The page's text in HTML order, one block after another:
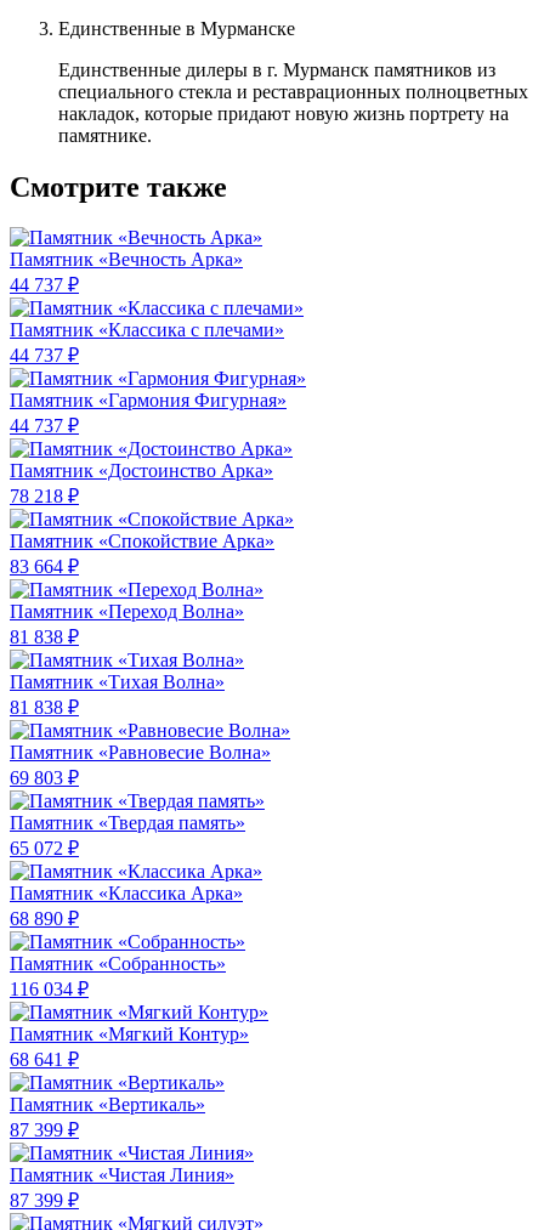
Единственные в Мурманске
Единственные дилеры в г. Мурманск памятников из
специального стекла и реставрационных полноцветных
накладок, которые придают новую жизнь портрету на
памятнике.
Смотрите также
Памятник «Вечность Арка»
44 737 ₽
Памятник «Классика c плечами»
44 737 ₽
Памятник «Гармония Фигурная»
44 737 ₽
Памятник «Достоинство Арка»
78 218 ₽
Памятник «Спокойствие Арка»
83 664 ₽
Памятник «Переход Волна»
81 838 ₽
Памятник «Тихая Волна»
81 838 ₽
Памятник «Равновесие Волна»
69 803 ₽
Памятник «Твердая память»
65 072 ₽
Памятник «Классика Арка»
68 890 ₽
Памятник «Собранность»
116 034 ₽
Памятник «Мягкий Контур»
68 641 ₽
Памятник «Вертикаль»
87 399 ₽
Памятник «Чистая Линия»
87 399 ₽